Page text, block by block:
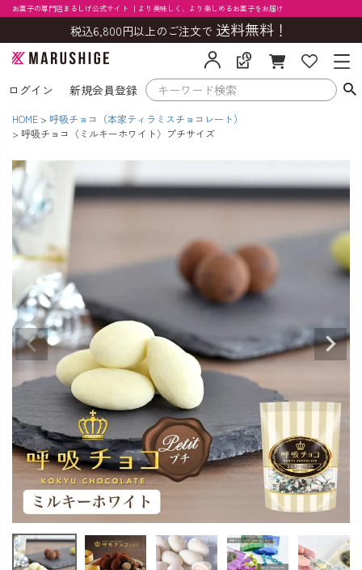
お菓子の専門店まるしげ公式サイト ｜より美味しく、より楽しめるお菓子をお届け
税込6,800円以上のご注文で 送料無料！
ログイン 新規会員登録
HOME
呼吸チョコ（本家ティラミスチョコレート）
呼吸チョコ〈ミルキーホワイト〉プチサイズ